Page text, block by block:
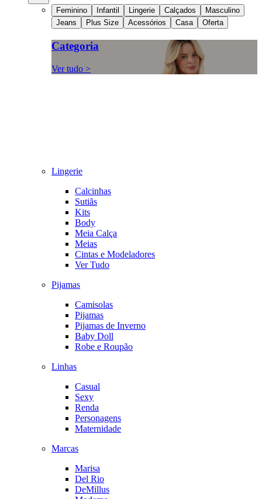
Feminino Infantil Lingerie Calçados
Masculino
Jeans
Plus Size Acessórios Casa Oferta
Categoria
Ver tudo >
Lingerie
Calcinhas
Sutiãs
Kits
Body
Meia Calça
Meias
Cintas e Modeladores
Ver Tudo
Pijamas
Camisolas
Pijamas
Pijamas de Inverno
Baby Doll
Robe e Roupão
Linhas
Casual
Sexy
Renda
Personagens
Maternidade
Marcas
Marisa
Del Rio
DeMillus